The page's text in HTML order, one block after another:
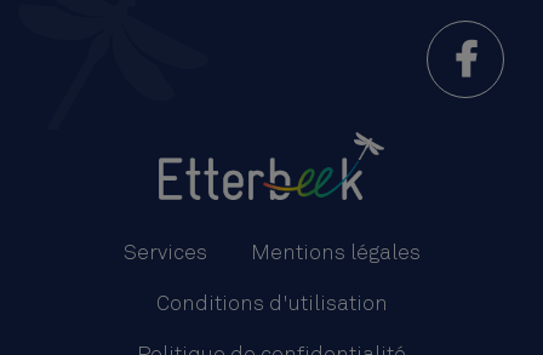
Services Mentions légales
Conditions d'utilisation